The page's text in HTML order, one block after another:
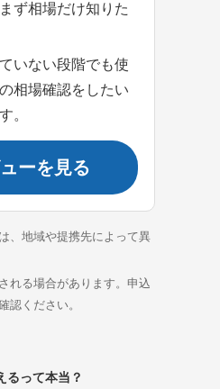
まず相場だけ知りた
いない段階でも使
相場確認をしたい
。
ーを見る
、地域や提携先によって異
れる場合があります。申込
認ください。
るって本当？